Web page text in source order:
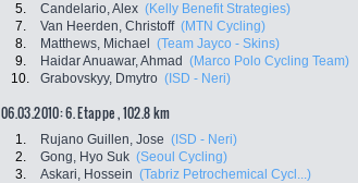
5.
Candelario, Alex (Kelly Benefit Strategies)
7.
Van Heerden, Christoff (MTN Cycling)
8.
Matthews, Michael (Team Jayco - Skins)
9.
Haidar Anuawar, Ahmad (Marco Polo Cycling Team)
10.
Grabovskyy, Dmytro (ISD - Neri)
06.03.2010: 6. Etappe , 102.8 km
1. Rujano Guillen, Jose (ISD - Neri)
2.
Gong, Hyo Suk (Seoul Cycling)
3.
Askari, Hossein (Tabriz Petrochemical Cycl...)